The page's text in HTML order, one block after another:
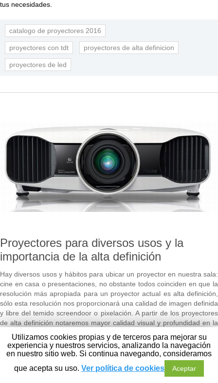
tus necesidades.
catalogo de proyectores 2016
proyectores con tdt proyectores de alta definicion
proyectores de led
Leer+
Proyectores para diversos usos y la
importancia de la alta definición
Hay diversos usos y hábitos para ubicar un proyector en nuestra sala:
cine en casa o presentaciones, no obstante todos coinciden en que la
resolución más apropiada para un proyector actual es alta definición,
sólo esta resolución nos proporcionará una calidad de imagen definida
y libre del temido screendoor o pixelación. A partir de los proyectores
de alta definición notaremos mayor calidad visual y profundidad en la
imagen proyectada. Vas a aprender un poco más al respecto en este
artículo sobre proyectores para diversos usos y la importancia de la
alta definición.
Debemos recordar que hay diversas resoluciones disponibles antes
Utilizamos cookies propias y de terceros para mejorar su
experiencia y nuestros servicios, analizando la navegación
en nuestro sitio web. Si continua navegando, consideramos
que acepta su uso. Ver política de cookies Aceptar